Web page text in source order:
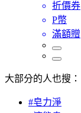
折價券
P幣
滿額贈
大部分的人也搜：
#皂力淨